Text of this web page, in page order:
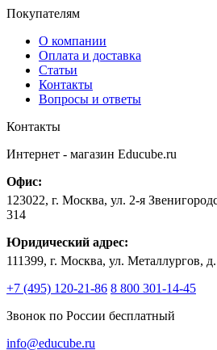
Покупателям
О компании
Оплата и доставка
Статьи
Контакты
Вопросы и ответы
Контакты
Интернет - магазин Educube.ru
Офис:
123022, г. Москва, ул. 2-я
314
Юридический адрес:
111399, г. Москва, ул. Металлургов,
+7 (495) 120-21-86 8 800 301-14-45
Звонок по России бесплатный
info@educube.ru